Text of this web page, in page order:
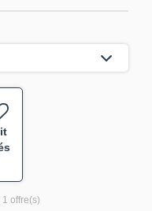
1 offre(s)